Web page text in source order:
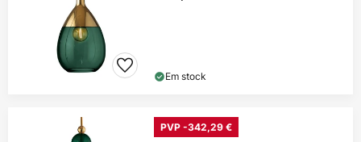
Em stock
PVP -342,29 €